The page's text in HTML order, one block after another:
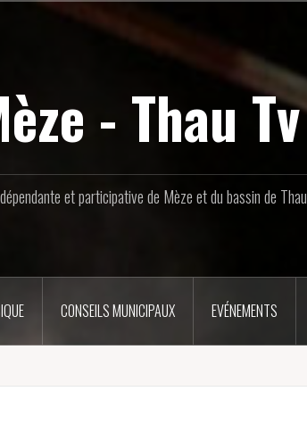
- Thau Tv
et participative de Mèze et du bassin de Thau
CONSEILS MUNICIPAUX EVÉNEMENTS